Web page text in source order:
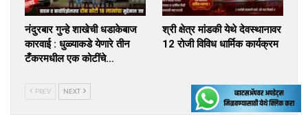
नंदुरबार गुन्हे शाखेची धडाकेबाज
कारवाई : धुळ्याकडे येणारे तीन
टँकरमधील एक कोटींचे…
श्री क्षेत्र मांडकी येथे देवस्थानावर
12 रोजी विविध धार्मिक कार्यक्रम
PREV NEXT